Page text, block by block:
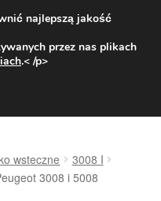
31 zł
800 003 167
wsteczne
3008 I
3008 i 5008
najlepszą jakość
przez nas plikach
.< /p>